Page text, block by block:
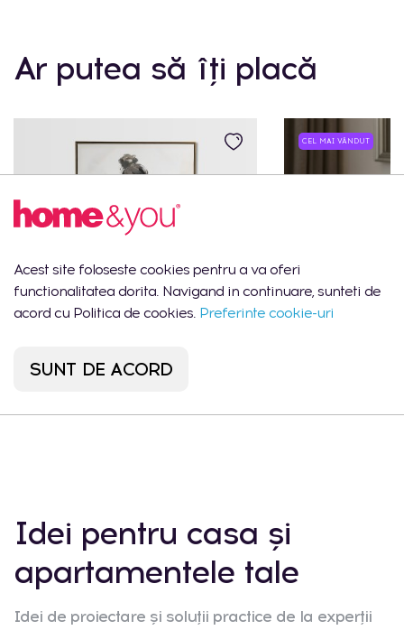
Ar putea să îți placă
Tablou în ramă Pratera cu
CEL MAI VÂNDUT
Idei pentru casa și
apartamentele tale
Idei de proiectare și soluții practice de la experții
Acest site foloseste cookies pentru a va oferi
functionalitatea dorita. Navigand in continuare, sunteti de
acord cu Politica de cookies. Preferinte cookie-uri
SUNT DE ACORD